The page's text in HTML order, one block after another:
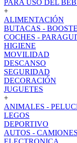
PARA USO DEL
+
ALIMENTACIÓN
BUTACAS -
COCHES -
HIGIENE
MOVILIDAD
DESCANSO
SEGURIDAD
DECORACIÓN
JUGUETES
+
ANIMALES -
LEGOS
DEPORTIVO
AUTOS -
ELECTRONICA